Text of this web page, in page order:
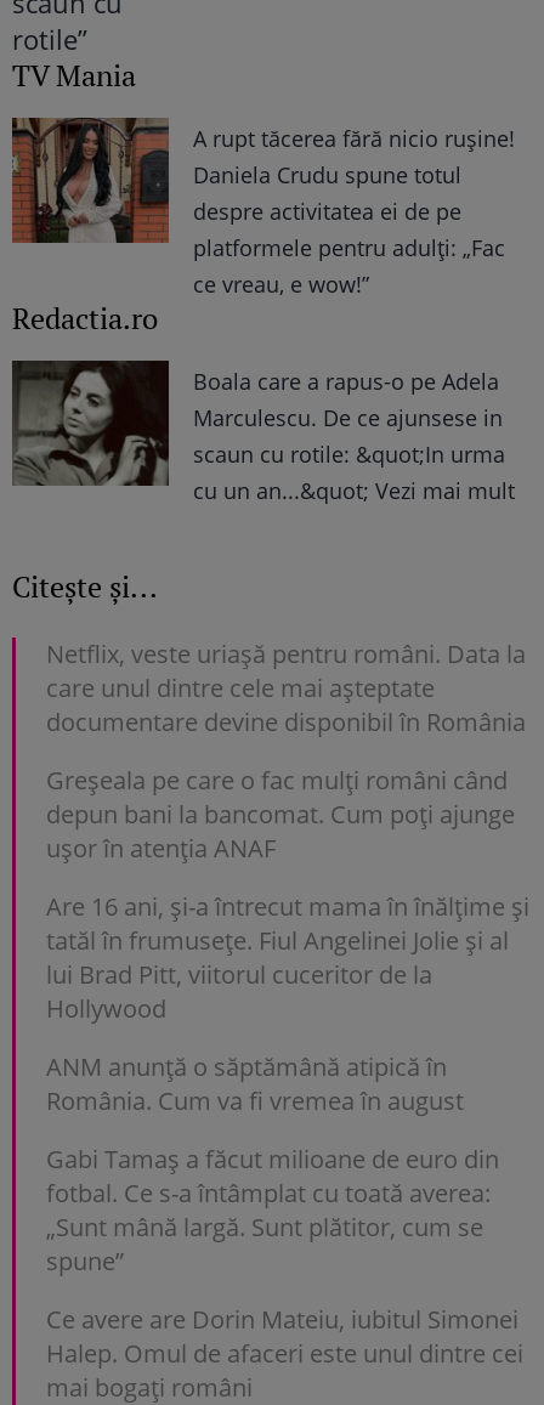
TV Mania
A rupt tăcerea fără nicio rușine!
Daniela Crudu spune totul
despre activitatea ei de pe
platformele pentru adulți: „Fac
ce vreau, e wow!”
Redactia.ro
Boala care a rapus-o pe Adela
Marculescu. De ce ajunsese in
scaun cu rotile: &quot;In urma
cu un an...&quot; Vezi mai mult
Citește și...
Netflix, veste uriașă pentru români. Data la
care unul dintre cele mai așteptate
documentare devine disponibil în România
Greșeala pe care o fac mulți români când
depun bani la bancomat. Cum poți ajunge
uşor în atenția ANAF
Are 16 ani, și-a întrecut mama în înălțime și
tatăl în frumusețe. Fiul Angelinei Jolie și al
lui Brad Pitt, viitorul cuceritor de la
Hollywood
ANM anunță o săptămână atipică în
România. Cum va fi vremea în august
Gabi Tamaș a făcut milioane de euro din
fotbal. Ce s-a întâmplat cu toată averea:
„Sunt mână largă. Sunt plătitor, cum se
spune”
Ce avere are Dorin Mateiu, iubitul Simonei
Halep. Omul de afaceri este unul dintre cei
mai bogați români